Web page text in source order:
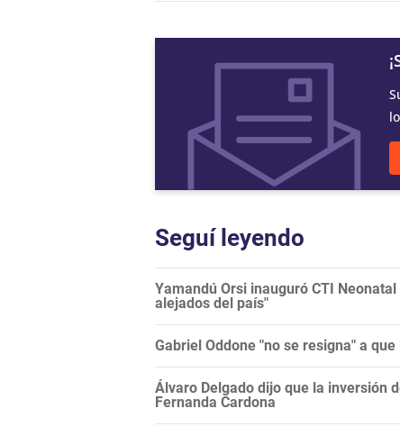
Seguí leyendo
Yamandú Orsi inauguró CTI
alejados del país"
Gabriel Oddone "no se resigna" a
Álvaro Delgado dijo que la inversión
Fernanda Cardona